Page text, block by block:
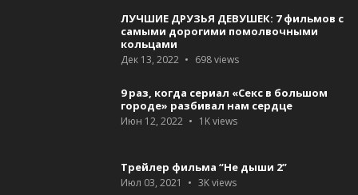
ЛУЧШИЕ ДРУЗЬЯ ДЕВУШЕК: 7 фильмов с
самыми дорогими помолвочными
кольцами
Дек 13, 2022 698views
9 раз, когда сериал «Секс в большом
городе» разбивал нам сердце
Июн 12, 2022 1Kviews
Трейлер фильма “Не дыши 2”
Июл 03, 2021 3Kviews